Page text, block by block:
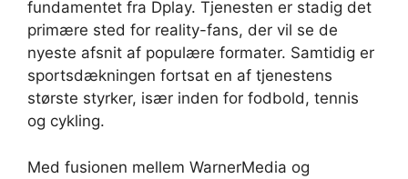
fundamentet fra Dplay. Tjenesten er stadig det
primære sted for reality-fans, der vil se de
nyeste afsnit af populære formater. Samtidig er
sportsdækningen fortsat en af tjenestens
største styrker, især inden for fodbold, tennis
og cykling.
Med fusionen mellem WarnerMedia og